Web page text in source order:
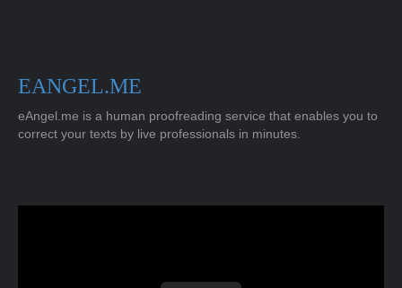
EANGEL.ME
eAngel.me is a human proofreading service that enables you to
correct your texts by live professionals in minutes.